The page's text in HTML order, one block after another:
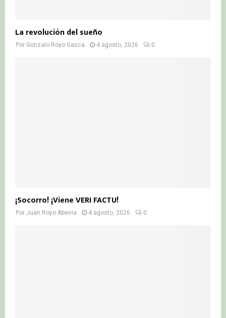
La revolución del sueño
Por Gonzalo Royo Gasca 4 agosto, 2026 0
¡Socorro! ¡Viene VERI FACTU!
Por Juan Royo Abenia 4 agosto, 2026 0